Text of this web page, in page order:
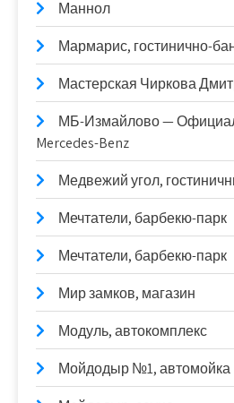
Маннол
Мармарис, гостинично-
Мастерская Чиркова
МБ-Измайлово —
Mercedes-Benz
Медвежий угол,
Мечтатели, барбекю-парк
Мечтатели, барбекю-парк
Мир замков, магазин
Модуль, автокомплекс
Мойдодыр №1, автомойка